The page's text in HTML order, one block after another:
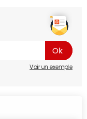
Voir un exemple